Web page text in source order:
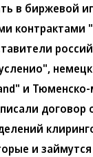
в биржевой
контрактами
и
договор
и